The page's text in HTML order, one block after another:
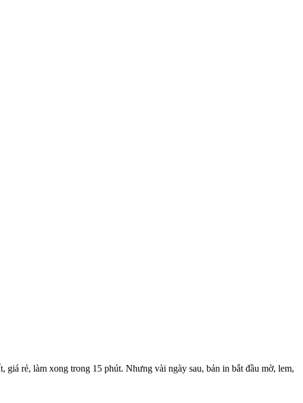
rẻ, làm xong trong 15 phút. Nhưng vài ngày sau, bản in bắt đầu mờ, lem,